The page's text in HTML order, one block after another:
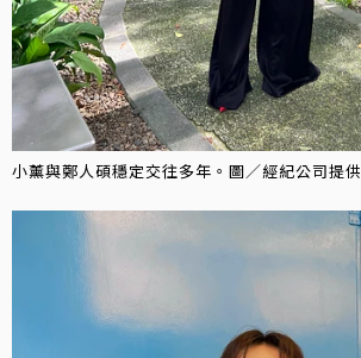
小薰與鄭人碩穩定交往多年。圖／經紀公司提供